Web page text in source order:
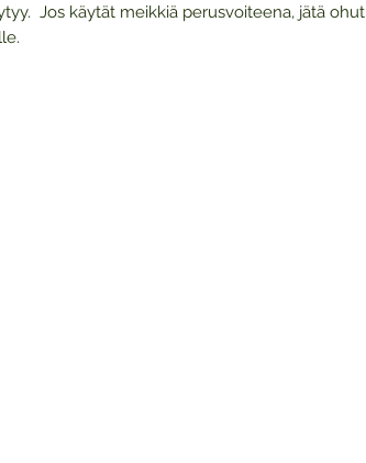
Jos käytät meikkiä perusvoiteena, jätä ohut